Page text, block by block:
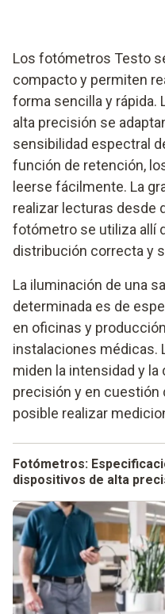
Los fotómetros Testo
compacto y permiten
forma sencilla y rápida.
alta precisión se
sensibilidad espectral
función de retención,
leerse fácilmente. La
realizar lecturas desde
fotómetro se utiliza allí
distribución correcta y
La iluminación de una
determinada es de
en oficinas y
instalaciones médicas.
miden la intensidad y
precisión y en cuestión
posible realizar
Fotómetros:
dispositivos de alta
El sensor desempeña un
tarea consiste en percibir
que también sea posible
consecuencia, el sensor
y verde que la roja o azul.
fotómetros son: